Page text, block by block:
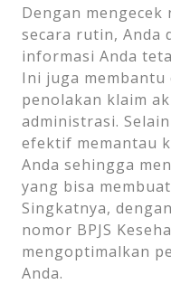
Dengan mengecek
secara rutin, Anda
informasi Anda
Ini juga membantu
penolakan klaim
administrasi.
efektif memantau
Anda sehingga
yang bisa
Singkatnya,
nomor BPJS
mengoptimalkan
Anda.